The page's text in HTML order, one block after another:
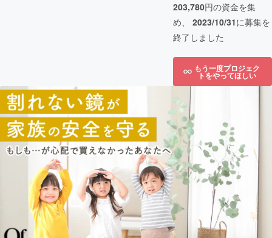
203,780円の資金を集
め、 2023/10/31に募集を
終了しました
もう一度プロジェク
トをやってほしい